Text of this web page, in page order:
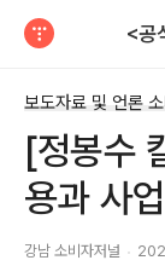
[정봉수
용과 사
강남 소비자저널